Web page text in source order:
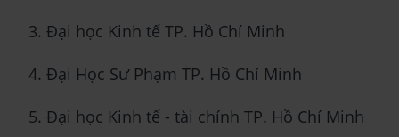
3. Đại học Kinh tế TP. Hồ Chí Minh
4. Đại Học Sư Phạm TP. Hồ Chí Minh
5. Đại học Kinh tế - tài chính TP. Hồ Chí Minh